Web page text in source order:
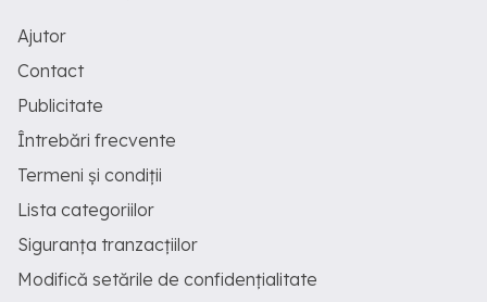
Ajutor
Contact
Publicitate
Întrebări frecvente
Termeni și condiții
Lista categoriilor
Siguranța tranzacțiilor
Modifică setările de confidențialitate